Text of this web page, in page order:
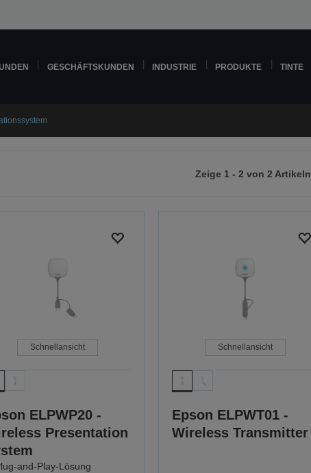
GESCHÄFTSKUNDEN INDUSTRIE PRODUKTE TINTE
Zeige 1 - 2 von 2 Artikeln
Schnellansicht
ELPWP20 -
Presentation
and-Play-Lösung
Schnellansicht
Epson ELPWT01 -
Wireless Transmitter